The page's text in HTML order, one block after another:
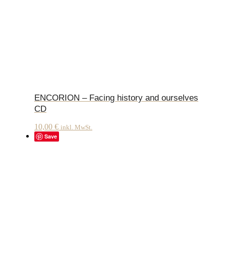
ENCORION – Facing history and ourselves
CD
10,00 € inkl. MwSt.
Save